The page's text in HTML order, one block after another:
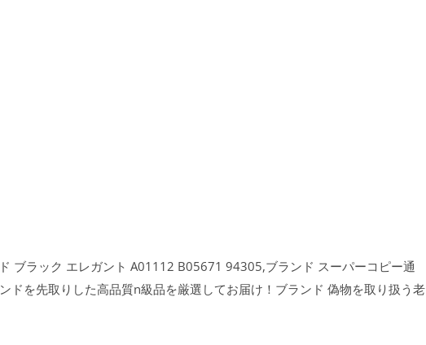
ブラック エレガント A01112 B05671 94305,ブランド スーパーコピー通
を先取りした高品質n級品を厳選してお届け！ブランド 偽物を取り扱う老